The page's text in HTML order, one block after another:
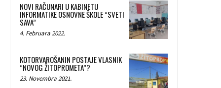
NOVI RAČUNARI U KABINETU
INFORMATIKE OSNOVNE ŠKOLE ”SVETI
SAVA”
4. Februara 2022.
KOTORVAROŠANIN POSTAJE VLASNIK
”NOVOG ŽITOPROMETA”?
23. Novembra 2021.